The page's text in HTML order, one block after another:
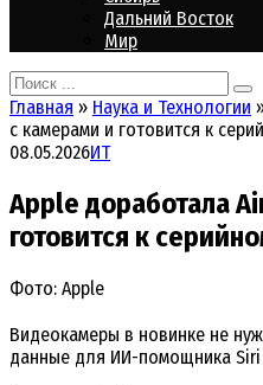
Дальний Восток
Мир
Search
for:
Главная » Наука и Технологии
с камерами и готовится к
08.05.2026ИТ
Apple доработала
готовится к
Фото: Apple
Видеокамеры в новинке не
данные для ИИ-помощника Siri